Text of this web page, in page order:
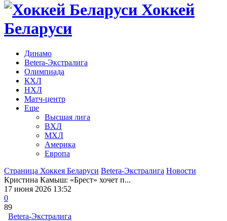
Хоккей
Беларуси
Динамо
Betera-Экстралига
Олимпиада
КХЛ
НХЛ
Матч-центр
Еще
Высшая лига
ВХЛ
МХЛ
Америка
Европа
Страница Хоккея Беларуси Betera-Экстралига Новости
Кристина Камыш: «Брест» хочет п...
17 июня 2026 13:52
0
89
Betera-Экстралига